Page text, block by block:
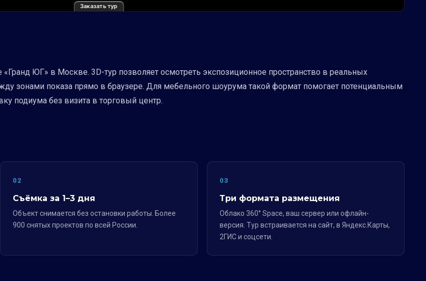
Заказать тур
ЮГ» в Москве. 3D-тур позволяет осмотреть экспозиционное пространство в реальных
зонами показа прямо в браузере. Для мебельного шоурума такой формат помогает потенциальным
подиума без визита в торговый центр.
02
Съёмка за 1–3 дня
Объект снимается без остановки работы. Более
900 снятых проектов по всей России.
03
Три формата размещения
Облако 360° Space, ваш сервер или офлайн-
версия. Тур встраивается на сайт, в Яндекс.Карты,
2ГИС и соцсети.